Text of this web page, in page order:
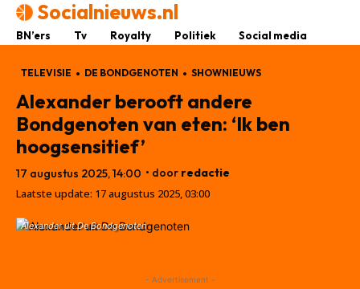
Socialnieuws.nl
BN’ers Tv Royalty Politiek Social media
TELEVISIE DE BONDGENOTEN SHOWNIEUWS
Alexander berooft andere
Bondgenoten van eten: ‘Ik ben
hoogsensitief’
17 augustus 2025, 14:00 • door redactie
Laatste update: 17 augustus 2025, 03:00
Alexander uit De Bondgenoten
- Advertisement -